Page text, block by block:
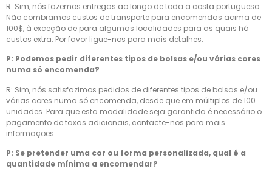
R: Sim, nós fazemos entregas ao longo de toda a costa portuguesa.
Não combramos custos de transporte para encomendas acima de
100$, à exceção de para algumas localidades para as quais há
custos extra. Por favor ligue-nos para mais detalhes.
P: Podemos pedir diferentes tipos de bolsas e/ou várias cores
numa só encomenda?
R: Sim, nós satisfazimos pedidos de diferentes tipos de bolsas e/ou
várias cores numa só encomenda, desde que em múltiplos de 100
unidades. Para que esta modalidade seja garantida é necessário o
pagamento de taxas adicionais, contacte-nos para mais
informações.
P: Se pretender uma cor ou forma personalizada, qual é a
quantidade mínima a encomendar?